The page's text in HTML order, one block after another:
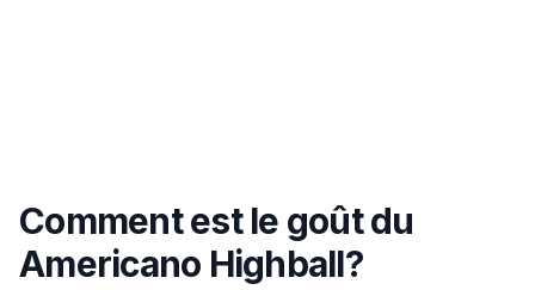
Comment est le goût du
Americano Highball?